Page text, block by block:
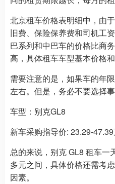
北京租车价格表明细中，由
旧费、保险保养费和司机工
巴系列和中巴车的价格比商
高，具体租车车型基本价格
需要注意的是，如果车的年
左右。但是，务必不要选择事
车型：别克GL8
新车采购指导价: 23.29-
总的来说，别克 GL8 租车一
多元之间，具体价格还需考
因素。